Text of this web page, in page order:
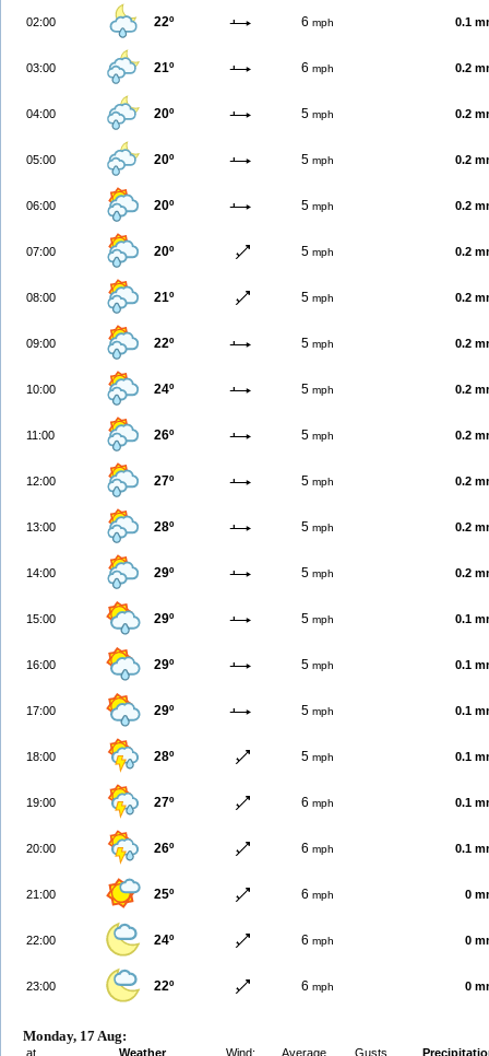
02:00 22º 6 mph 0.1
03:00 21º 6 mph 0.2
04:00 20º 5 mph 0.2
05:00 20º 5 mph 0.2
06:00 20º 5 mph 0.2
07:00 20º 5 mph 0.2
08:00 21º 5 mph 0.2
09:00 22º 5 mph 0.2
10:00 24º 5 mph 0.2
11:00 26º 5 mph 0.2
12:00 27º 5 mph 0.2
13:00 28º 5 mph 0.2
14:00 29º 5 mph 0.2
15:00 29º 5 mph 0.1
16:00 29º 5 mph 0.1
17:00 29º 5 mph 0.1
18:00 28º 5 mph 0.1
19:00 27º 6 mph 0.1
20:00 26º 6 mph 0.1
21:00 25º 6 mph 0
22:00 24º 6 mph 0
23:00 22º 6 mph 0
Monday, 17 Aug:
at Weather Wind: Average Gusts